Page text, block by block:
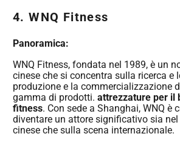
4.WNQ Fitness
Panoramica:
WNQ Fitness, fondata nel 1989, è un
cinese che si concentra sulla ricerca e
produzione e la commercializzazione
gamma di prodotti. attrezzature per il
fitness. Con sede a Shanghai, WNQ è
diventare un attore significativo sia
cinese che sulla scena internazionale.